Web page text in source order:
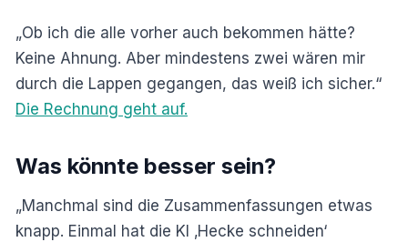
„Ob ich die alle vorher auch bekommen hätte?
Keine Ahnung. Aber mindestens zwei wären mir
durch die Lappen gegangen, das weiß ich sicher.“
Die Rechnung geht auf.
Was könnte besser sein?
„Manchmal sind die Zusammenfassungen etwas
knapp. Einmal hat die KI ‚Hecke schneiden‘